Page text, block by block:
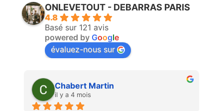
ONLEVETOUT - DEBARRAS PARIS
4.8
Basé sur 121 avis
powered by Google
évaluez-nous sur
Martin Faliu
il y a 4 mois